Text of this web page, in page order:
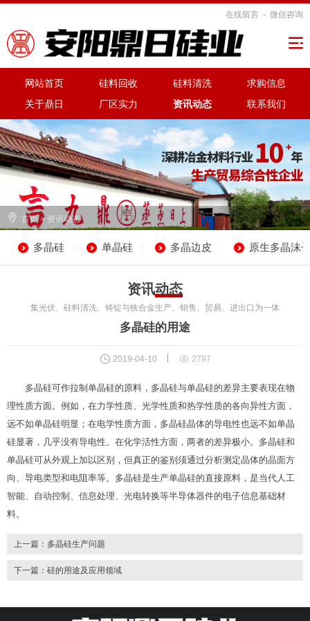
在线留言 - 微信咨询

网站首页 硅料回收 硅料清洗
求购信息
关于鼎日
厂区实力 资讯动态 联系我们
 首页> 资讯动态
多晶硅 单晶硅 多晶边皮 原生多晶沫
资讯动态
集光伏、硅料清洗、铸锭与铁合金生产、销售、贸易、进出口为一体
多晶硅的用途
 2019-04-10  2797
多晶硅可作拉制单晶硅的原料，多晶硅与单晶硅的差异主要表现在物
理性质方面。例如，在力学性质、光学性质和热学性质的各向异性方面，
远不如单晶硅明显；在电学性质方面，多晶硅晶体的导电性也远不如单晶
硅显著，几乎没有导电性。在化学活性方面，两者的差异极小。多晶硅和
单晶硅可从外观上加以区别，但真正的鉴别须通过分析测定晶体的晶面方
向、导电类型和电阻率等。多晶硅是生产单晶硅的直接原料，是当代人工
智能、自动控制、信息处理、光电转换等半导体器件的电子信息基础材
料。
上一篇： 多晶硅生产问题
下一篇： 硅的用途及应用领域